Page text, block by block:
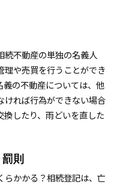
続不動産の単独の名義人
理や売買を行うことができ
義の不動産については、他
ければ行為ができない場合
換したり、雨どいを直した
則
らかかる？相続登記は、亡